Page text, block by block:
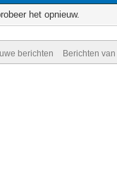
het opnieuw.
berichten Berichten